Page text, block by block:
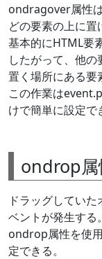
ondragover属性
どの要素の上に置
基本的にHTML要
したがって、他の
置く場所にある要
この作業は
けで簡単に設定で
ondrop属
ドラッグしてい
ベントが発生する。
ondrop属性を使
定できる。